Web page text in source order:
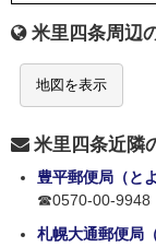
米里四条周辺
地図を表示
米里四条近隣
豊平郵便局（と
☎0570-00-9948
札幌大通郵便局